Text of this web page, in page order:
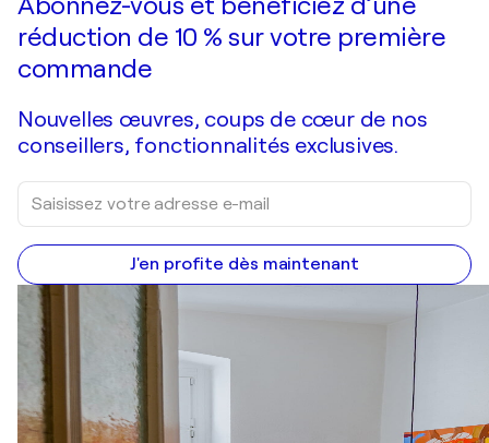
réduction de 10 % sur votre première
commande
Nouvelles œuvres, coups de cœur de nos
conseillers, fonctionnalités exclusives.
J'en profite dès maintenant